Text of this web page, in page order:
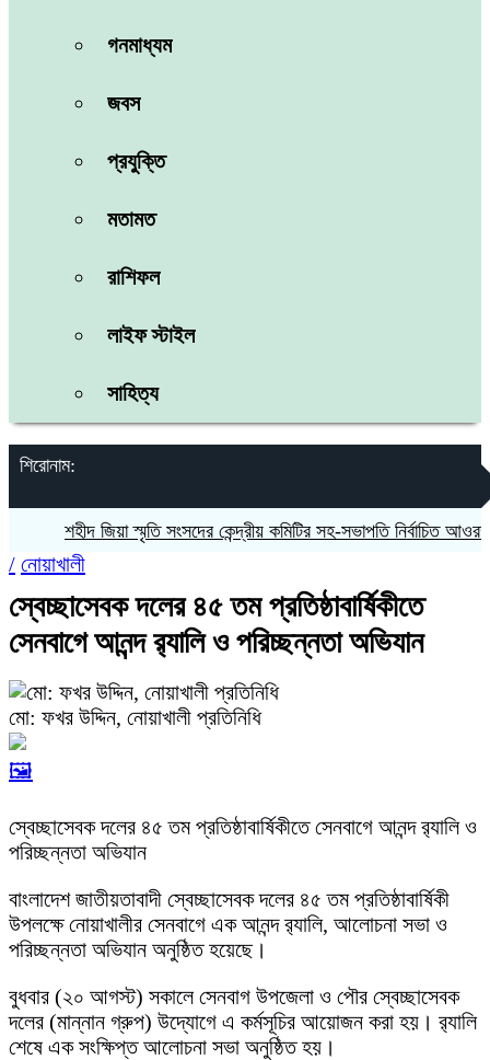
গনমাধ্যম
জবস
প্রযুক্তি
মতামত
রাশিফল
লাইফ স্টাইল
সাহিত্য
শিরোনাম:
শহীদ জিয়া স্মৃতি সংসদের কেন্দ্রীয় কমিটির সহ-সভাপতি নির্বাচিত আওরঙ্গজেব
/ নোয়াখালী
স্বেচ্ছাসেবক দলের ৪৫ তম প্রতিষ্ঠাবার্ষিকীতে
সেনবাগে আনন্দ র‌্যালি ও পরিচ্ছন্নতা অভিযান
মো: ফখর উদ্দিন, নোয়াখালী প্রতিনিধি
🖼️
স্বেচ্ছাসেবক দলের ৪৫ তম প্রতিষ্ঠাবার্ষিকীতে সেনবাগে আনন্দ র‌্যালি ও
পরিচ্ছন্নতা অভিযান
বাংলাদেশ জাতীয়তাবাদী স্বেচ্ছাসেবক দলের ৪৫ তম প্রতিষ্ঠাবার্ষিকী
উপলক্ষে নোয়াখালীর সেনবাগে এক আনন্দ র‌্যালি, আলোচনা সভা ও
পরিচ্ছন্নতা অভিযান অনুষ্ঠিত হয়েছে।
বুধবার (২০ আগস্ট) সকালে সেনবাগ উপজেলা ও পৌর স্বেচ্ছাসেবক
দলের (মান্নান গ্রুপ) উদ্যোগে এ কর্মসূচির আয়োজন করা হয়। র‌্যালি
শেষে এক সংক্ষিপ্ত আলোচনা সভা অনুষ্ঠিত হয়।